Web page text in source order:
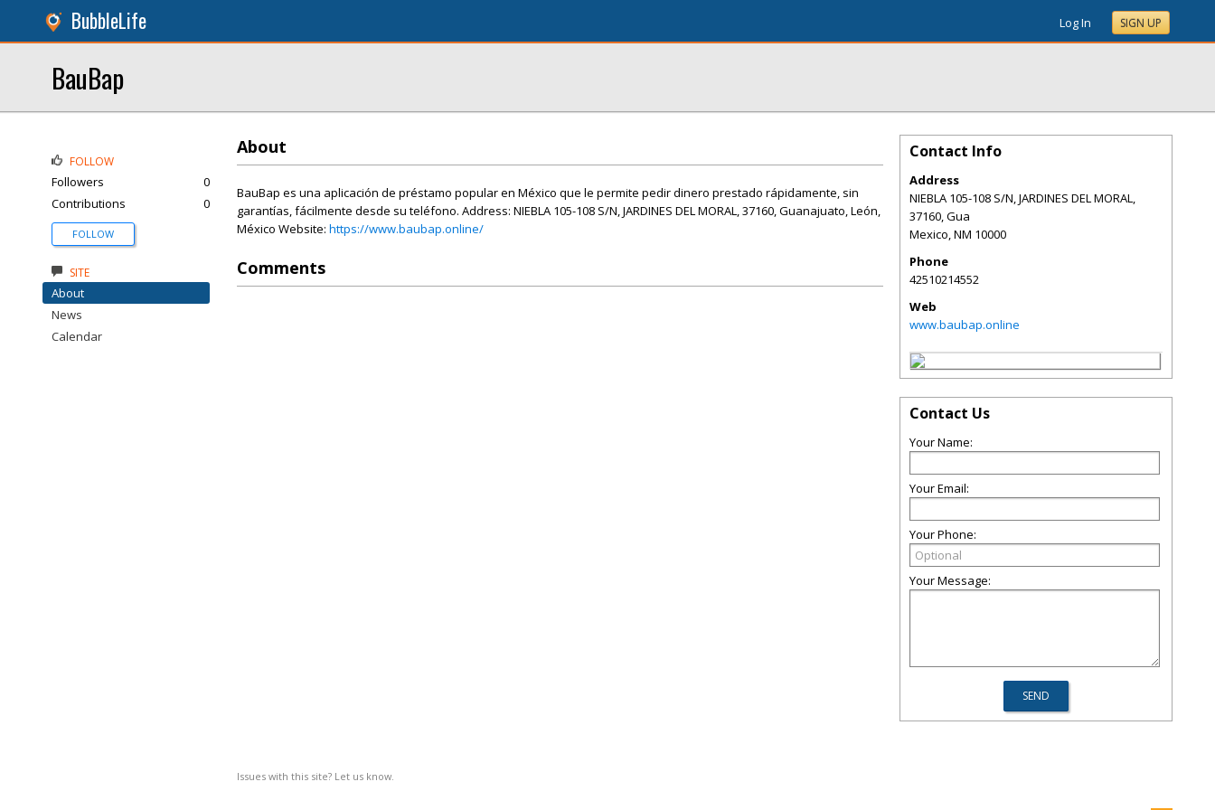
BubbleLife Log In SIGN UP
BauBap
About
BauBap es una aplicación de préstamo popular en México que le permite pedir dinero prestado rápidamente, sin
garantías, fácilmente desde su teléfono. Address: NIEBLA 105-108 S/N, JARDINES DEL MORAL, 37160, Guanajuato, León,
México Website: https://www.baubap.online/
Comments
Issues with this site? Let us know.
FOLLOW
Followers
0
Contributions
0
FOLLOW
SITE
About
News
Calendar
Contact Info
Address
NIEBLA 105-108 S/N, JARDINES DEL MORAL,
37160, Gua
Mexico,NM 10000
Phone
42510214552
Web
www.baubap.online
Contact Us
Your Name:
Your Email:
Your Phone:
Your Message: